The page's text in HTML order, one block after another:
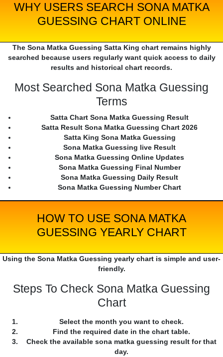
WHY USERS SEARCH SONA MATKA
GUESSING CHART ONLINE
The Sona Matka Guessing Satta King chart remains highly
searched because users regularly want quick access to daily
results and historical chart records.
Most Searched Sona Matka Guessing
Terms
Satta Chart Sona Matka Guessing Result
Satta Result Sona Matka Guessing Chart 2026
Satta King Sona Matka Guessing
Sona Matka Guessing live Result
Sona Matka Guessing Online Updates
Sona Matka Guessing Final Number
Sona Matka Guessing Daily Result
Sona Matka Guessing Number Chart
HOW TO USE SONA MATKA
GUESSING YEARLY CHART
Using the Sona Matka Guessing yearly chart is simple and user-
friendly.
Steps To Check Sona Matka Guessing
Chart
Select the month you want to check.
Find the required date in the chart table.
Check the available sona matka guessing result for that
day.